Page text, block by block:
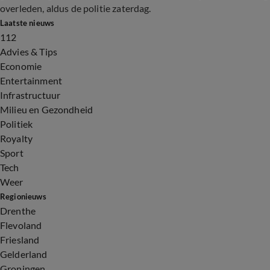
overleden, aldus de politie zaterdag.
Laatste nieuws
112
Advies & Tips
Economie
Entertainment
Infrastructuur
Milieu en Gezondheid
Politiek
Royalty
Sport
Tech
Weer
Regionieuws
Drenthe
Flevoland
Friesland
Gelderland